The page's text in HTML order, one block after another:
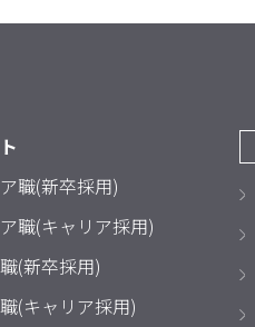
職(新卒採用)
職(キャリア採用)
(新卒採用)
(キャリア採用)